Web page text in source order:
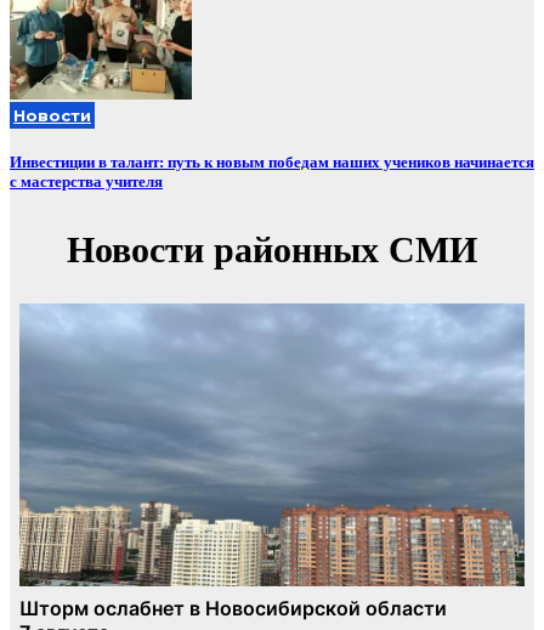
Новости
Инвестиции в талант: путь к новым победам наших учеников начинается
с мастерства учителя